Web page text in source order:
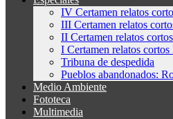
IV Certamen relatos
III Certamen relatos
II Certamen relatos
I Certamen relatos
Tribuna de despedida
Pueblos abandonados:
Medio Ambiente
Fototeca
Multimedia